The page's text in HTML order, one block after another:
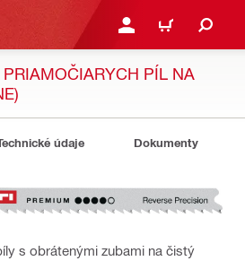
PRIHLÁSIŤ ALEBO
KOŠÍK
PÍL NA
údaje Dokumenty
s obrátenými zubami na čistý